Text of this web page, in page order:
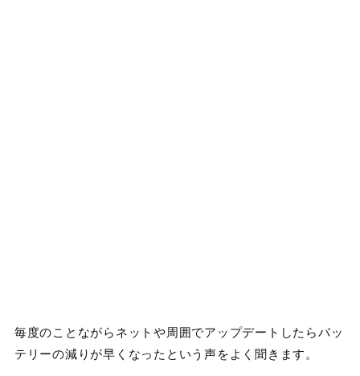
毎度のことながらネットや周囲でアップデートしたらバッ
テリーの減りが早くなったという声をよく聞きます。